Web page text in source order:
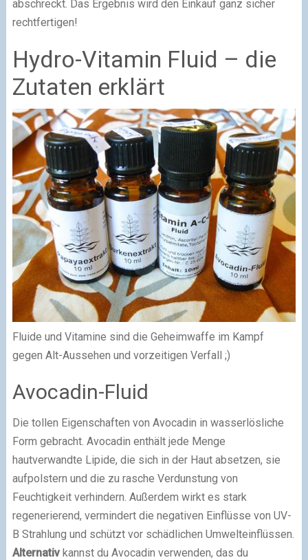
abschreckt. Das Ergebnis wird den Einkauf ganz sicher
rechtfertigen!
Hydro-Vitamin Fluid – die
Zutaten erklärt
Fluide und Vitamine sind die Geheimwaffe im Kampf
gegen Alt-Aussehen und vorzeitigen Verfall ;)
Avocadin-Fluid
Die tollen Eigenschaften von Avocadin in wasserlösliche
Form gebracht. Avocadin enthält jede Menge
hautverwandte Lipide, die sich in der Haut absetzen, sie
aufpolstern und die zu rasche Verdunstung von
Feuchtigkeit verhindern. Außerdem wirkt es stark
regenerierend, vermindert die negativen Einflüsse von UV-
B Strahlung und schützt vor schädlichen Umwelteinflüssen.
Alternativkannst du Avocadin verwenden, das du